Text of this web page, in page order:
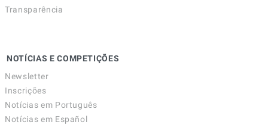
Transparência
NOTÍCIAS E COMPETIÇÕES
Newsletter
Inscrições
Notícias em Português
Notícias em Español